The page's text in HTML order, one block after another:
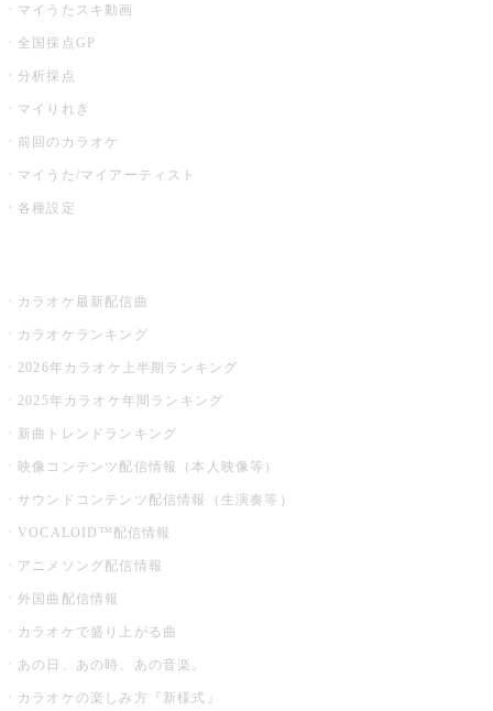
マイうたスキ動画
全国採点GP
分析採点
マイりれき
前回のカラオケ
マイうた/マイアーティスト
各種設定
カラオケ最新配信曲
カラオケランキング
2026年カラオケ上半期ランキング
2025年カラオケ年間ランキング
新曲トレンドランキング
映像コンテンツ配信情報（本人映像等）
サウンドコンテンツ配信情報（生演奏等）
VOCALOID™配信情報
アニメソング配信情報
外国曲配信情報
カラオケで盛り上がる曲
あの日、あの時、あの音楽。
カラオケの楽しみ方『新様式』